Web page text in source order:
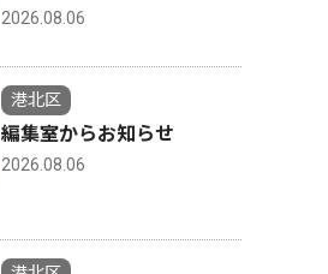
2026.08.06
港北区
編集室からお知らせ
2026.08.06